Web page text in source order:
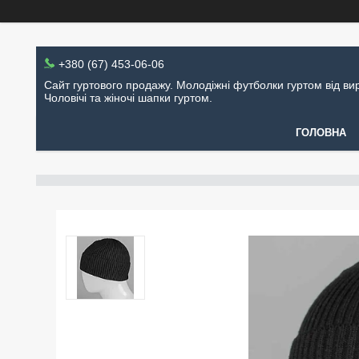
+380 (67) 453-06-06
Сайт гуртового продажу. Молодіжні футболки гуртом від
Чоловічі та жіночі шапки гуртом.
ГОЛОВНА